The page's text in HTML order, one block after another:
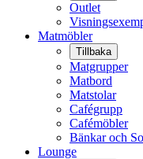
Outlet
Matmöbler
Tillbaka
Matgrupper
Matbord
Matstolar
Cafégrupp
Cafémöbler
Bänkar och
Lounge